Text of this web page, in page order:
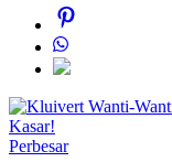
Perbesar